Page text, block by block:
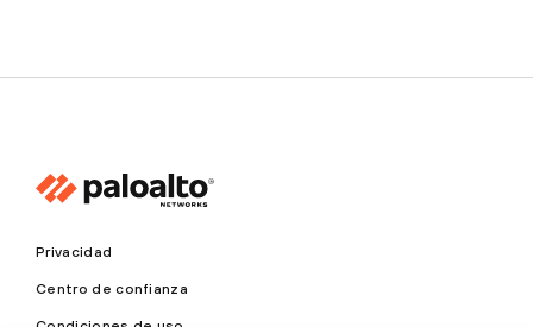
Privacidad
Centro de confianza